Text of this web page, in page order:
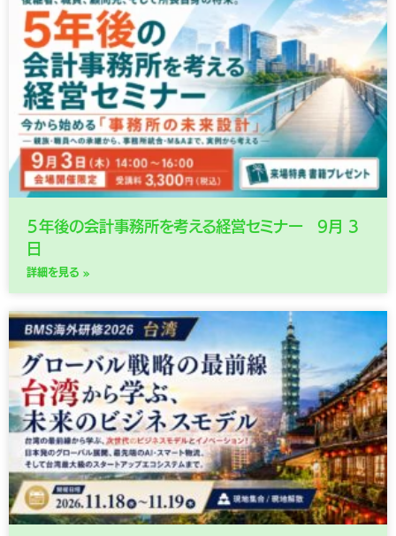
５年後の会計事務所を考える経営セミナー 9月 3
日
詳細を見る »